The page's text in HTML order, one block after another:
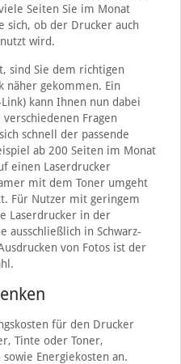
Seiten Sie im Monat
sich, ob der Drucker auch
wird.
sind Sie dem richtigen
näher gekommen. Ein
kann Ihnen nun dabei
Fragen
schnell der passende
ab 200 Seiten im Monat
einen Laserdrucker
mit dem Toner umgeht
Für Nutzer mit geringem
Laserdrucker in der
ausschließlich in Schwarz-
von Fotos ist der
für den Drucker
Tinte oder Toner,
Energiekosten an.